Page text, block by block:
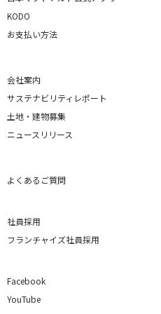
KODO
お支払い方法
会社案内
サステナビリティレポート
土地・建物募集
ニュースリリース
よくあるご質問
社員採用
フランチャイズ社員採用
Facebook
YouTube